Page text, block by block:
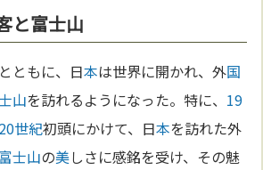
と富士山
ともに、日本は世界に開かれ、外国
山を訪れるようになった。特に、 19
20世紀初頭にかけて、日本を訪れた外
富士山の美しさに感銘を受け、その魅